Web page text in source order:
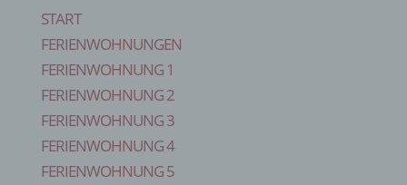
START
FERIENWOHNUNGEN
FERIENWOHNUNG 1
FERIENWOHNUNG 2
FERIENWOHNUNG 3
FERIENWOHNUNG 4
FERIENWOHNUNG 5